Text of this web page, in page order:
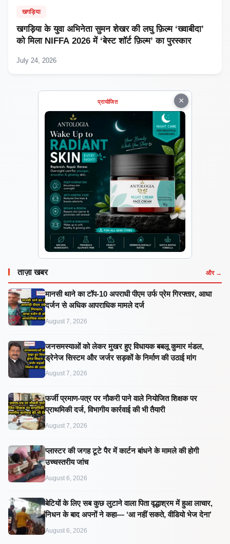
खगड़िया
खगड़िया के युवा अभिनेता सुमन शेखर की लघु फ़िल्म ‘ख्वाबीदा’
को मिला NIFFA 2026 में ‘बेस्ट शॉर्ट फ़िल्म’ का पुरस्कार
July 24, 2026
×
प्रायोजित
ताज़ा खबर और →
मानसी थाने का टॉप-10 अपराधी पीएम उर्फ प्रेम गिरफ्तार, आधा
दर्जन से अधिक आपराधिक मामले दर्ज
August 7, 2026
जनसमस्याओं को लेकर मुखर हुए विधायक बबलू कुमार मंडल,
ड्रेनेज सिस्टम और जर्जर सड़कों के निर्माण की उठाई मांग
August 7, 2026
फर्जी प्रमाण-पत्र पर नौकरी पाने वाले नियोजित शिक्षक पर
प्राथमिकी दर्ज, विभागीय कार्रवाई की भी तैयारी
August 7, 2026
प्लास्टर की जगह टूटे पैर में कार्टन बांधने के मामले की होगी
उच्चस्तरीय जांच
August 6, 2026
बेटियों के लिए सब कुछ लुटाने वाला पिता वृद्धाश्रम में हुआ लाचार,
निधन के बाद अपनों ने कहा— ‘आ नहीं सकते, वीडियो भेज देना’
August 6, 2026